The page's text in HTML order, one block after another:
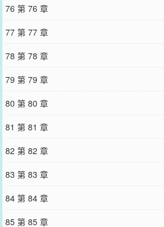
76 第 76 章
77 第 77 章
78 第 78 章
79 第 79 章
80 第 80 章
81 第 81 章
82 第 82 章
83 第 83 章
84 第 84 章
85 第 85 章